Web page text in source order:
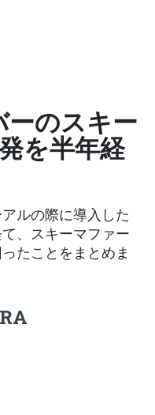
のスキー
を半年経
ルの際に導入した
、スキーマファー
たことをまとめま